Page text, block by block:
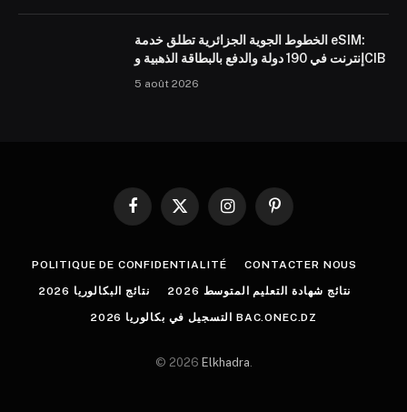
الخطوط الجوية الجزائرية تطلق خدمة eSIM:
إنترنت في 190 دولة والدفع بالبطاقة الذهبية وCIB
5 août 2026
Facebook
X
InstagramPinterest
POLITIQUE DE CONFIDENTIALITÉ CONTACTER NOUS
نتائج البكالوريا 2026 نتائج شهادة التعليم المتوسط 2026
التسجيل في بكالوريا 2026 BAC.ONEC.DZ
© 2026 Elkhadra.